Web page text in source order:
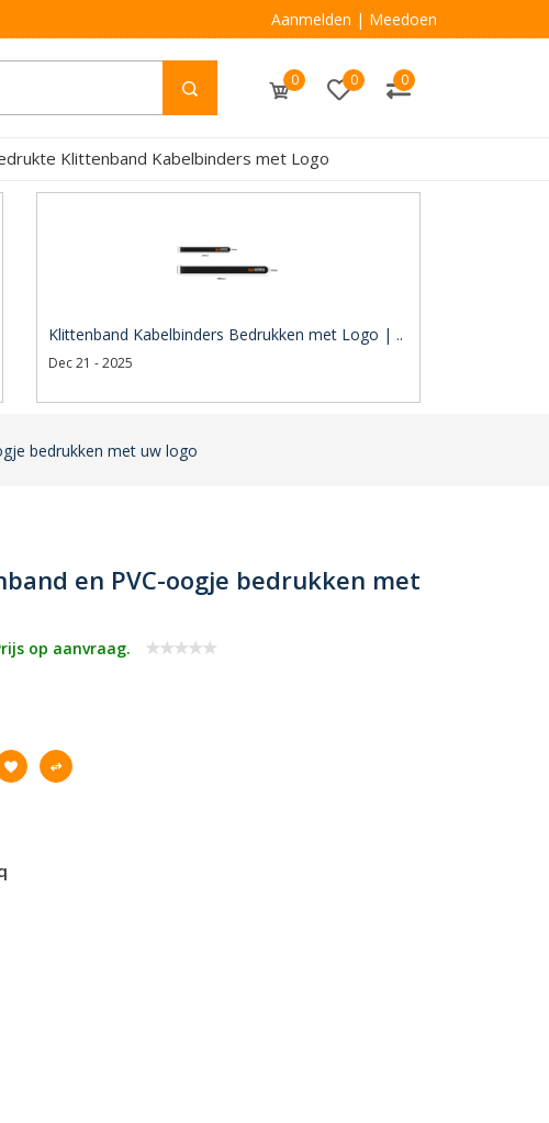
Aanmelden | Meedoen
0 0 0
Klittenband Kabelbinders met Logo
Klittenband Kabelbinders Bedrukken met Logo | ..
Dec 21 - 2025
bedrukken met uw logo
en PVC-oogje bedrukken met
op aanvraag.